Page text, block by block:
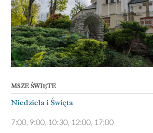
MSZE ŚWIĘTE
Niedziela ­i Święta
7:00, 9:00, 10:30, 12:00, 17:00